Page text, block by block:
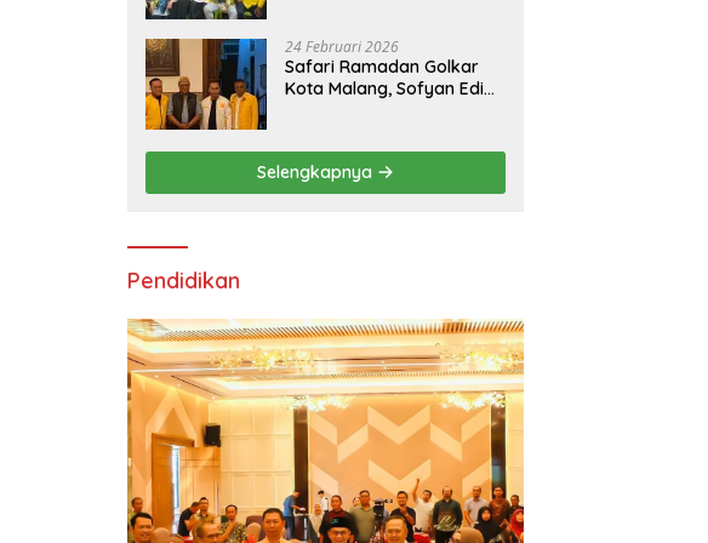
24 Februari 2026
Safari Ramadan Golkar
Kota Malang, Sofyan Edi
Libatkan Generasi Muda
Selengkapnya
Pendidikan